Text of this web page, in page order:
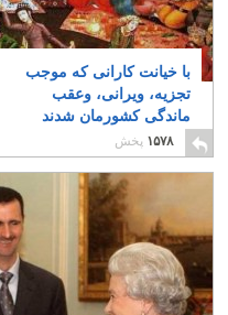
با خیانت کارانی که موجب
تجزیه، ویرانی، وعقب
ماندگی کشورمان شدند
آشنا شوید
۱۵۷۸ پخش